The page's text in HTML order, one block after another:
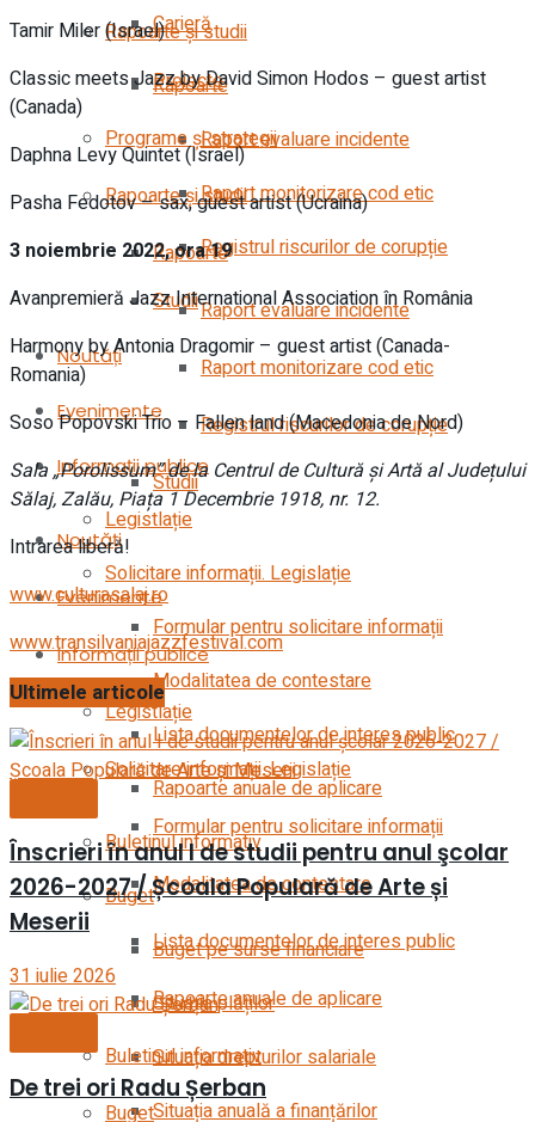
Rapoarte și studii
Rapoarte
Raport evaluare incidente
Raport monitorizare cod etic
Registrul riscurilor de corupție
Studii
Noutăți
Evenimente
Informații publice
Legistlație
Solicitare informații. Legislație
Formular pentru solicitare informații
Modalitatea de contestare
Lista documentelor de interes public
Rapoarte anuale de aplicare
Buletinul informativ
Buget
Buget pe surse financiare
Situația plăților
Situația drepturilor salariale
Situația anuală a finanțărilor
Carieră
Proiecte
Programe și strategii
Rapoarte și studii
Rapoarte
Raport evaluare incidente
Raport monitorizare cod etic
Registrul riscurilor de corupție
Studii
Noutăți
Evenimente
Informații publice
Legistlație
Solicitare informații. Legislație
Formular pentru solicitare informații
Modalitatea de contestare
Lista documentelor de interes public
Rapoarte anuale de aplicare
Buletinul informativ
Buget
Tamir Miler (Israel)
Classic meets Jazz by David Simon Hodos – guest artist
(Canada)
Daphna Levy Quintet (Israel)
Pasha Fedotov – sax, guest artist (Ucraina)
3 noiembrie 2022, ora 19
Avanpremieră Jazz International Association în România
Harmony by Antonia Dragomir – guest artist (Canada-
Romania)
Soso Popovski Trio – Fallen land (Macedonia de Nord)
Sala „Porolissum” de la Centrul de Cultură și Artă al Județului
Sălaj, Zalău, Piața 1 Decembrie 1918, nr. 12.
Intrarea liberă!
www.culturasalaj.ro
www.transilvaniajazzfestival.com
Ultimele articole
Înscrieri în anul I de studii pentru anul şcolar
2026-2027 / Școala Populară de Arte și
Meserii
31 iulie 2026
De trei ori Radu Șerban